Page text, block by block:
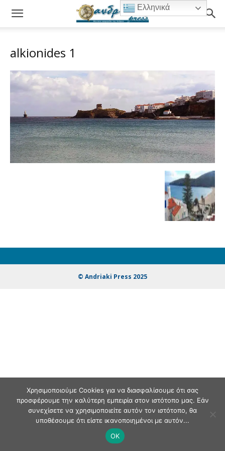
alkionides 1
© Andriaki Press 2025
Ελληνικά
Χρησιμοποιούμε Cookies για να διασφαλίσουμε ότι σας
προσφέρουμε την καλύτερη εμπειρία στον ιστότοπο μας. Εάν
συνεχίσετε να χρησιμοποιείτε αυτόν τον ιστότοπο, θα
υποθέσουμε ότι είστε ικανοποιημένοι με αυτόν...
OK